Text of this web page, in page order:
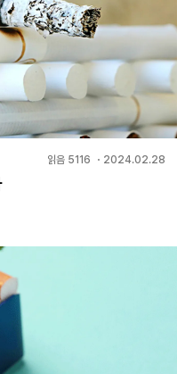
읽음 5116 ・ 2024.02.28